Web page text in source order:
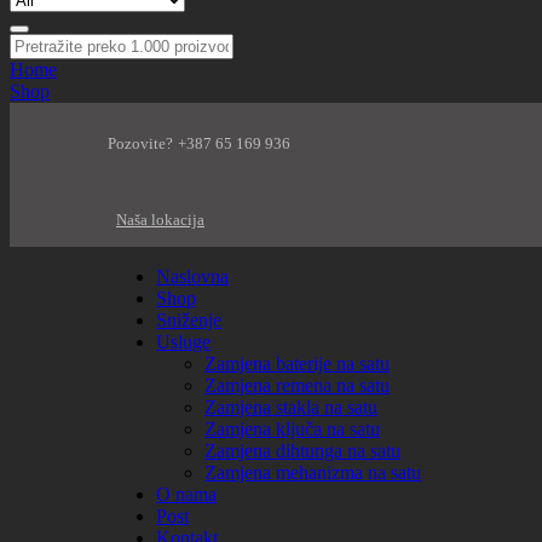
Home
Shop
Pozovite? +387 65 169 936
Naša lokacija
Naslovna
Shop
Sniženje
Usluge
Zamjena baterije na satu
Zamjena remena na satu
Zamjena stakla na satu
Zamjena ključa na satu
Zamjena dihtunga na satu
Zamjena mehanizma na satu
O nama
Post